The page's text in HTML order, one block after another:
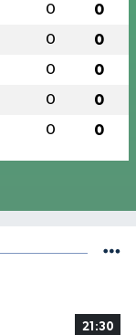
0 0
0 0
0 0
0 0
0 0
21:30